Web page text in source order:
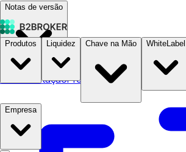
Notas de versão
DocumentaçãoPreços B2STORE
Produtos Liquidez Chave na Mão WhiteLabel
Empresa